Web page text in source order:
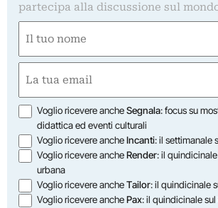
partecipa alla discussione sul
(Required)
First
(Required)
Opzioni
Voglio ricevere ancheSegnala: focus su
didattica ed eventi culturali
Voglio ricevere ancheIncanti: il settimanale
Voglio ricevere ancheRender: il
urbana
Voglio ricevere ancheTailor: il quindicinale
Voglio ricevere anchePax: il quindicinale